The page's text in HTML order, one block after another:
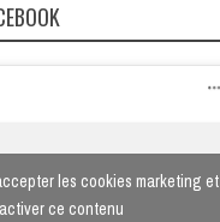
les cookies marketing et
activer ce contenu